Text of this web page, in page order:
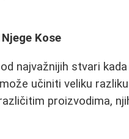
Kose
najvažnijih stvari
učiniti veliku
proizvodima,